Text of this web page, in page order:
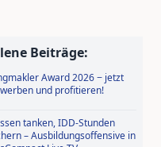
Beiträge:
Award 2026 − jetzt
und profitieren!
tanken, IDD-Stunden
– Ausbildungsoffensive in